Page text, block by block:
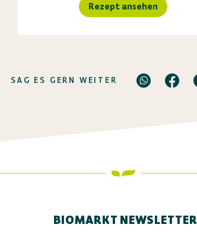
Rezept ansehen
SAG ES GERN WEITER
BIOMARKT NEWSLETTER